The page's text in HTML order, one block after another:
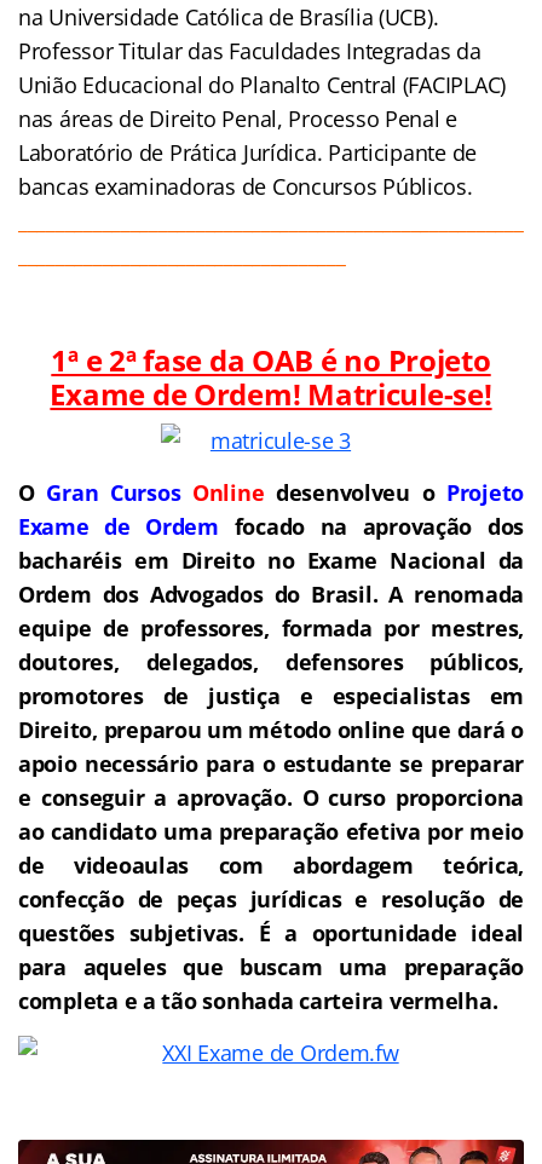
na Universidade Católica de Brasília (UCB).
Professor Titular das Faculdades Integradas da
União Educacional do Planalto Central (FACIPLAC)
nas áreas de Direito Penal, Processo Penal e
Laboratório de Prática Jurídica. Participante de
bancas examinadoras de Concursos Públicos.
1ª e 2ª fase da OAB é no Projeto
Exame de Ordem! Matricule-se!
O Gran Cursos Online desenvolveu o Projeto
Exame de Ordem focado na aprovação dos
bacharéis em Direito no Exame Nacional da
Ordem dos Advogados do Brasil. A renomada
equipe de professores, formada por mestres,
doutores, delegados, defensores públicos,
promotores de justiça e especialistas em
Direito, preparou um método online que dará o
apoio necessário para o estudante se preparar
e conseguir a aprovação. O curso proporciona
ao candidato uma preparação efetiva por meio
de videoaulas com abordagem teórica,
confecção de peças jurídicas e resolução de
questões subjetivas. É a oportunidade ideal
para aqueles que buscam uma preparação
completa e a tão sonhada carteira vermelha.